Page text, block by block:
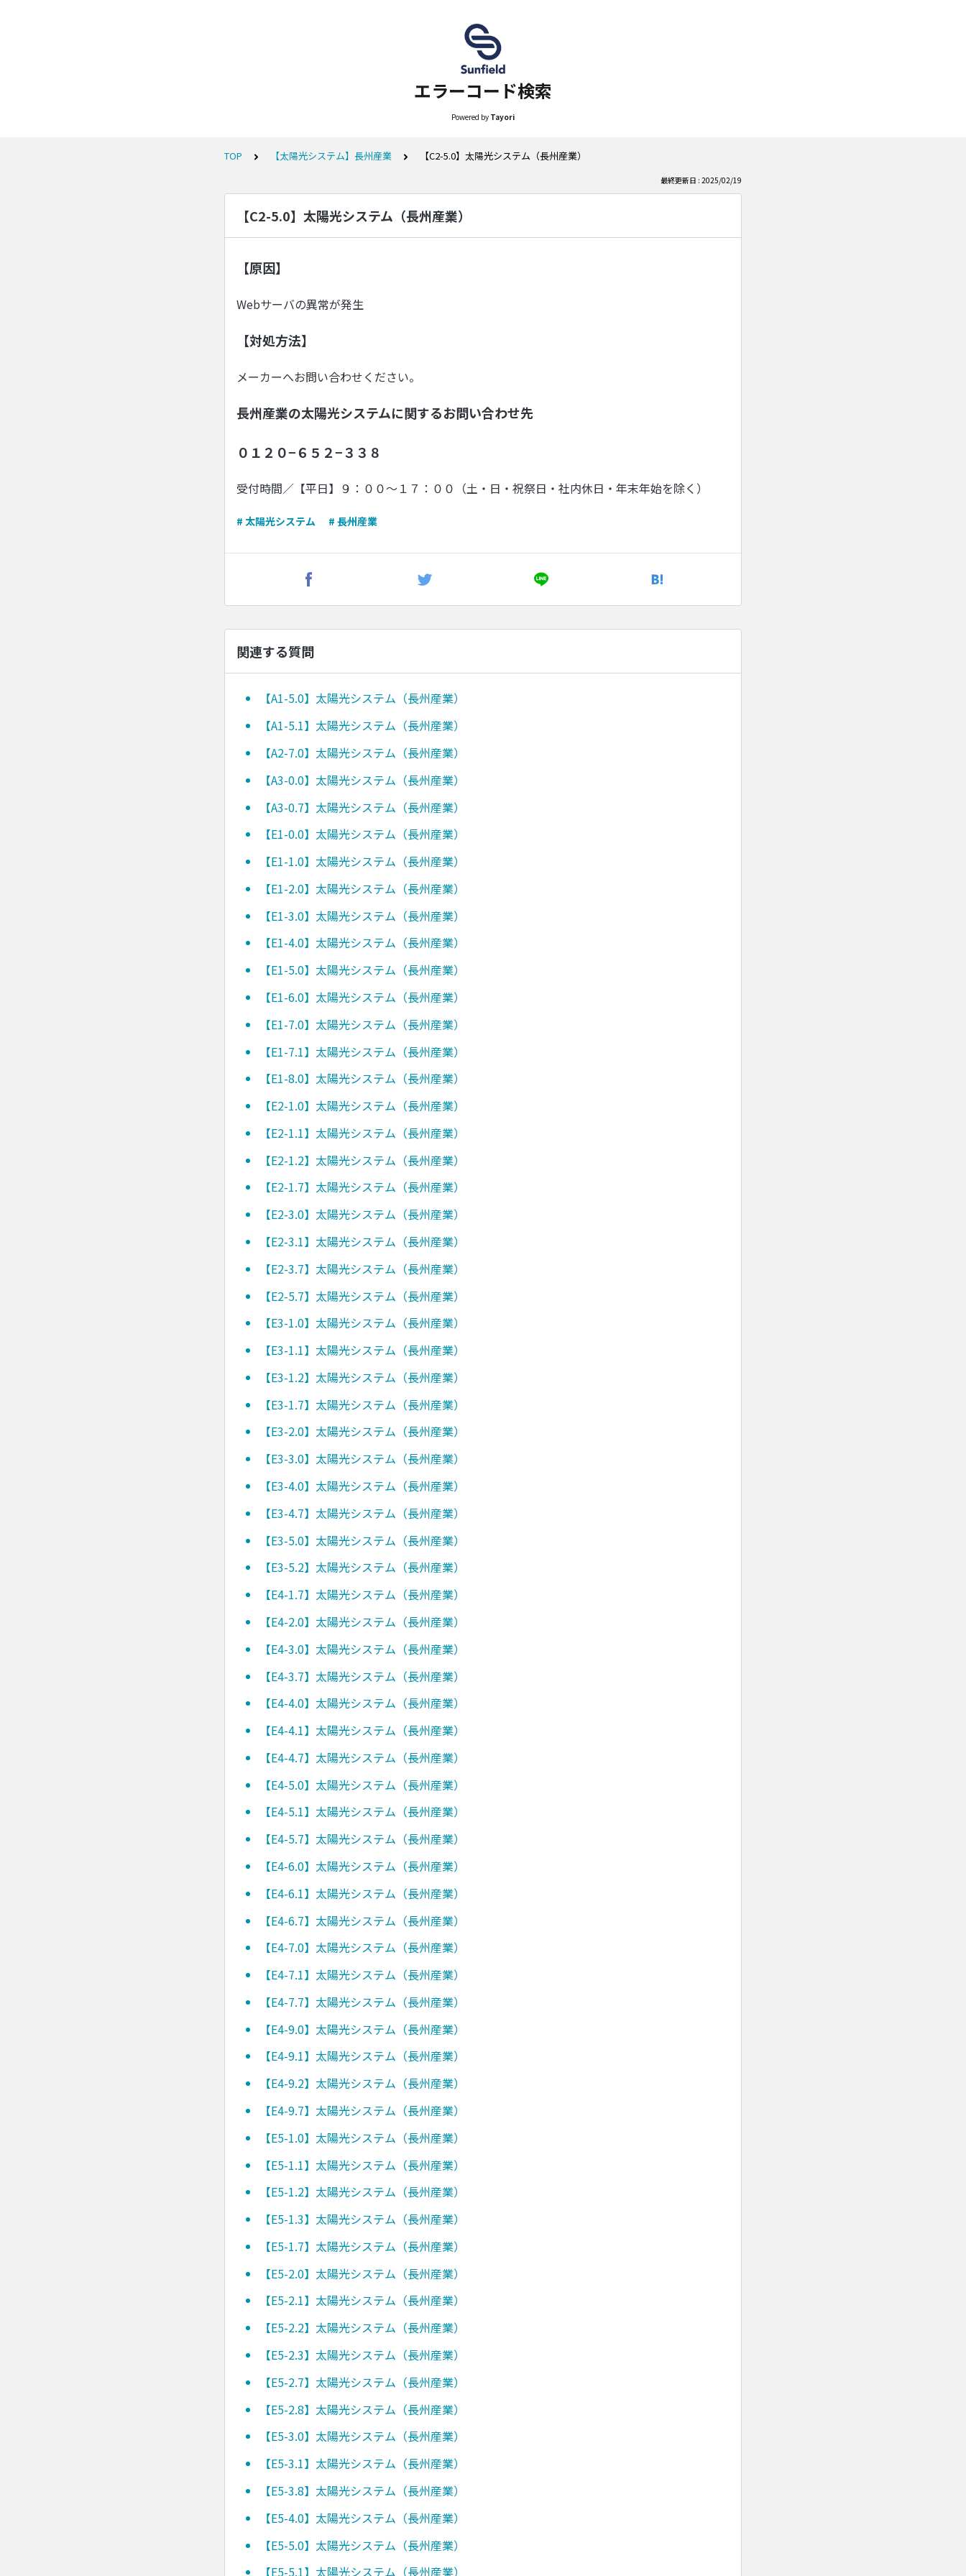
エラーコード検索
Powered by Tayori
TOP 【太陽光システム】長州産業 【C2-5.0】太陽光システム（長州産業）
最終更新日 : 2025/02/19
【C2-5.0】太陽光システム（長州産業）
【原因】
Webサーバの異常が発生
【対処方法】
メーカーへお問い合わせください。
長州産業の太陽光システムに関するお問い合わせ先
０１２０−６５２−３３８
受付時間／【平日】９：００〜１７：００（土・日・祝祭日・社内休日・年末年始を除く）
# 太陽光システム # 長州産業
関連する質問
【A1-5.0】太陽光システム（長州産業）
【A1-5.1】太陽光システム（長州産業）
【A2-7.0】太陽光システム（長州産業）
【A3-0.0】太陽光システム（長州産業）
【A3-0.7】太陽光システム（長州産業）
【E1-0.0】太陽光システム（長州産業）
【E1-1.0】太陽光システム（長州産業）
【E1-2.0】太陽光システム（長州産業）
【E1-3.0】太陽光システム（長州産業）
【E1-4.0】太陽光システム（長州産業）
【E1-5.0】太陽光システム（長州産業）
【E1-6.0】太陽光システム（長州産業）
【E1-7.0】太陽光システム（長州産業）
【E1-7.1】太陽光システム（長州産業）
【E1-8.0】太陽光システム（長州産業）
【E2-1.0】太陽光システム（長州産業）
【E2-1.1】太陽光システム（長州産業）
【E2-1.2】太陽光システム（長州産業）
【E2-1.7】太陽光システム（長州産業）
【E2-3.0】太陽光システム（長州産業）
【E2-3.1】太陽光システム（長州産業）
【E2-3.7】太陽光システム（長州産業）
【E2-5.7】太陽光システム（長州産業）
【E3-1.0】太陽光システム（長州産業）
【E3-1.1】太陽光システム（長州産業）
【E3-1.2】太陽光システム（長州産業）
【E3-1.7】太陽光システム（長州産業）
【E3-2.0】太陽光システム（長州産業）
【E3-3.0】太陽光システム（長州産業）
【E3-4.0】太陽光システム（長州産業）
【E3-4.7】太陽光システム（長州産業）
【E3-5.0】太陽光システム（長州産業）
【E3-5.2】太陽光システム（長州産業）
【E4-1.7】太陽光システム（長州産業）
【E4-2.0】太陽光システム（長州産業）
【E4-3.0】太陽光システム（長州産業）
【E4-3.7】太陽光システム（長州産業）
【E4-4.0】太陽光システム（長州産業）
【E4-4.1】太陽光システム（長州産業）
【E4-4.7】太陽光システム（長州産業）
【E4-5.0】太陽光システム（長州産業）
【E4-5.1】太陽光システム（長州産業）
【E4-5.7】太陽光システム（長州産業）
【E4-6.0】太陽光システム（長州産業）
【E4-6.1】太陽光システム（長州産業）
【E4-6.7】太陽光システム（長州産業）
【E4-7.0】太陽光システム（長州産業）
【E4-7.1】太陽光システム（長州産業）
【E4-7.7】太陽光システム（長州産業）
【E4-9.0】太陽光システム（長州産業）
【E4-9.1】太陽光システム（長州産業）
【E4-9.2】太陽光システム（長州産業）
【E4-9.7】太陽光システム（長州産業）
【E5-1.0】太陽光システム（長州産業）
【E5-1.1】太陽光システム（長州産業）
【E5-1.2】太陽光システム（長州産業）
【E5-1.3】太陽光システム（長州産業）
【E5-1.7】太陽光システム（長州産業）
【E5-2.0】太陽光システム（長州産業）
【E5-2.1】太陽光システム（長州産業）
【E5-2.2】太陽光システム（長州産業）
【E5-2.3】太陽光システム（長州産業）
【E5-2.7】太陽光システム（長州産業）
【E5-2.8】太陽光システム（長州産業）
【E5-3.0】太陽光システム（長州産業）
【E5-3.1】太陽光システム（長州産業）
【E5-3.8】太陽光システム（長州産業）
【E5-4.0】太陽光システム（長州産業）
【E5-5.0】太陽光システム（長州産業）
【E5-5.1】太陽光システム（長州産業）